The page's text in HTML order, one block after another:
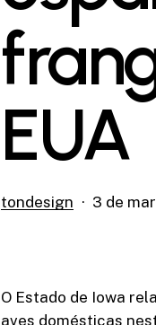
EUA
tondesign 3 de
O Estado de Iowa
aves domésticas